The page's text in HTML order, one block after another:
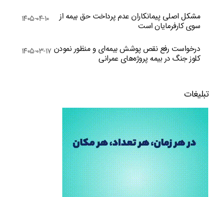
مشکل اصلی پیمانکاران عدم پرداخت حق بیمه از
سوی کارفرمایان است
۱۴۰۵-۰۴-۱۰
درخواست رفع نقص پوشش بیمه‌ای و منظور نمودن
کلوز جنگ در بیمه پروژه‌های عمرانی
۱۴۰۵-۰۳-۱۷
تبلیغات